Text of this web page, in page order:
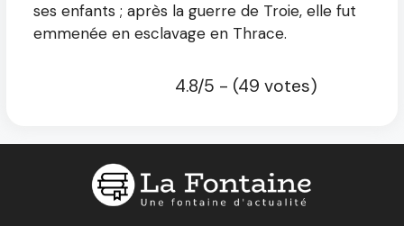
ses enfants ; après la guerre de Troie, elle fut
emmenée en esclavage en Thrace.
4.8/5 - (49 votes)